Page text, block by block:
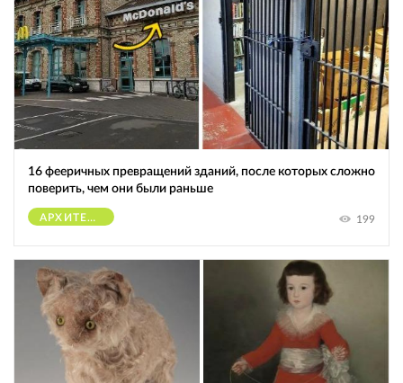
16 фееричных превращений зданий, после которых сложно
поверить, чем они были раньше
АРХИТЕКТУРА 199